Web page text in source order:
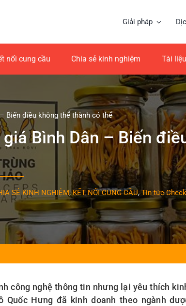
Giải pháp
nối cung cầu Chia sẻ kinh nghiệm Tài liệu
Biến điều không thể thành có thể
Bình Dân – Biến
SẺ KINH NGHIỆM,KẾT NỐI CUNG CẦU,Tin tức
công nghệ thông tin nhưng lại yêu thích
Quốc Hưng đã kinh doanh theo ngành